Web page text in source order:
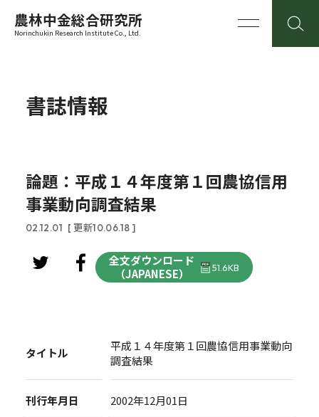
農林中金総合研究所
Norinchukin Research Institute Co., Ltd.
書誌情報
論題：平成１４年度第１回農協信用
事業動向調査結果
02.12.01 [ 更新10.06.18 ]
全文ダウンロード
（JAPANESE）
51.6KB
タイトル
平成１４年度第１回農協信用事業動向
調査結果
刊行年月日 2002年12月01日